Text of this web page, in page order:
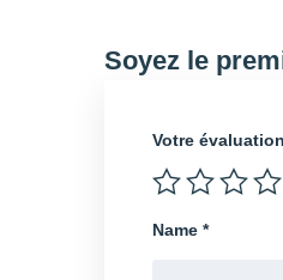
Soyez le
Votre évaluation
Name *